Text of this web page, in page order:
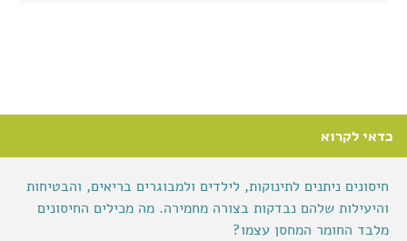
כדאי לקרוא
חיסונים ניתנים לתינוקות, לילדים ולמבוגרים בריאים, והבטיחות
והיעילות שלהם נבדקות בצורה מחמירה. מה מכילים החיסונים
מלבד החומר המחסן עצמו?